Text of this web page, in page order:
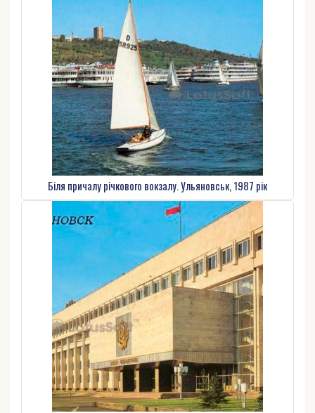
Біля причалу річкового вокзалу. Ульяновськ, 1987 рік